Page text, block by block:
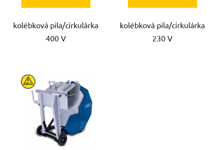
kolébková pila/cirkulárka
400 V
kolébková pila/cirkulárka
230 V